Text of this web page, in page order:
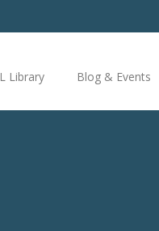
Library Blog & Events